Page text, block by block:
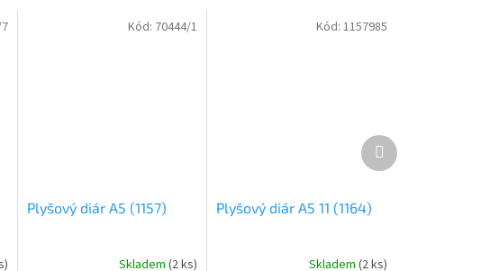
Plyšový diár A5 (1157)
Skladem(2 ks)
Kód: 70444/1
Plyšový diár A5 11 (1164)
Skladem (2 ks)
Kód: 1157985
Ďalší
produkt